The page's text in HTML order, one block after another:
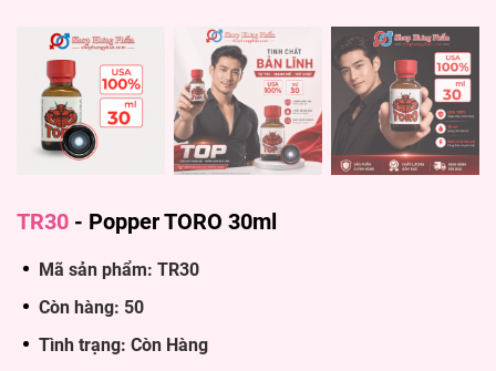
TR30 - Popper TORO 30ml
Mã sản phẩm: TR30
Còn hàng: 50
Tình trạng: Còn Hàng